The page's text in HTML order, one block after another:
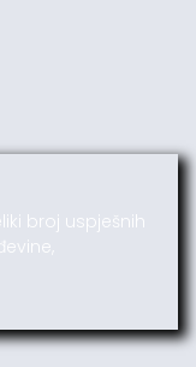
broj uspješnih